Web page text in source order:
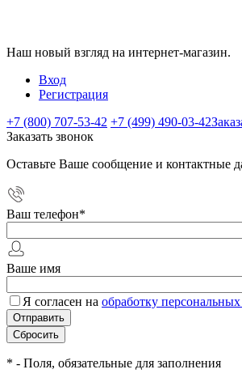
Наш новый взгляд на интернет-магазин.
Вход
Регистрация
+7 (800) 707-53-42 +7 (499) 490-03-42
Заказать звонок
Оставьте Ваше сообщение и контактные
Ваш телефон*
Ваше имя
Я согласен на обработку
* - Поля, обязательные для заполнения